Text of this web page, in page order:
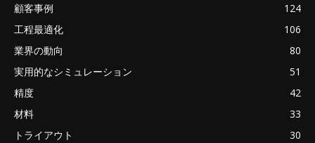
顧客事例
124
工程最適化
106
業界の動向
80
実用的なシミュレーション
51
精度
42
材料
33
トライアウト
30